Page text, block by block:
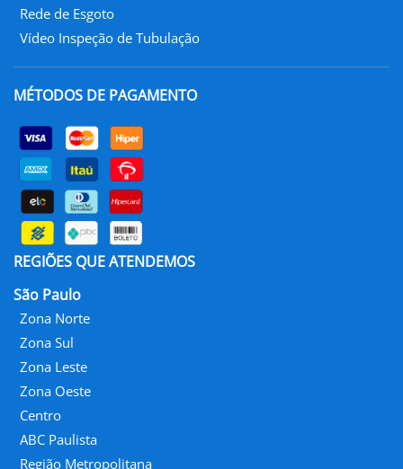
Rede de Esgoto
Vídeo Inspeção de Tubulação
MÉTODOS DE PAGAMENTO
REGIÕES QUE ATENDEMOS
São Paulo
Zona Norte
Zona Sul
Zona Leste
Zona Oeste
Centro
ABC Paulista
Região Metropolitana